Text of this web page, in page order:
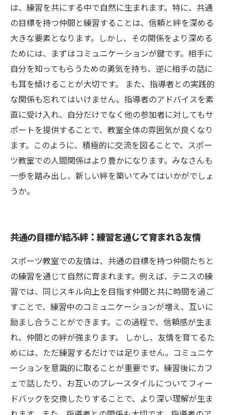
は、練習を共にする中で自然に生まれます。特に、共通
の目標を持つ仲間と練習することは、信頼と絆を深める
大きな要素となります。しかし、その関係をより深める
ためには、まずはコミュニケーションが鍵です。相手に
自分を知ってもらうための勇気を持ち、逆に相手の話に
も耳を傾けることが大切です。 また、指導者との実践的
な関係も忘れてはいけません。指導者のアドバイスを素
直に受け入れ、自分だけでなく他の参加者に対してもサ
ポートを提供することで、教室全体の雰囲気が良くなり
ます。このように、積極的に交流を図ることで、スポー
ツ教室での人間関係はより豊かになります。みなさんも
一歩を踏み出し、新しい絆を築いてみてはいかがでしょ
うか。
共通の目標が結ぶ絆：練習を通じて育まれる友情
スポーツ教室での友情は、共通の目標を持つ仲間たちと
の練習を通じて自然に育まれます。例えば、テニスの練
習では、同じスキル向上を目指す仲間と共に時間を過ご
すことで、練習中のコミュニケーションが増え、互いに
励まし合うことができます。この過程で、信頼感が生ま
れ、仲間との絆が強まります。 しかし、友情を育てるた
めには、ただ練習するだけでは足りません。コミュニケ
ーションを意識的に取ることが重要です。練習後にカフ
ェで話したり、お互いのプレースタイルについてフィー
ドバックを交換したりすることで、より深い理解が生ま